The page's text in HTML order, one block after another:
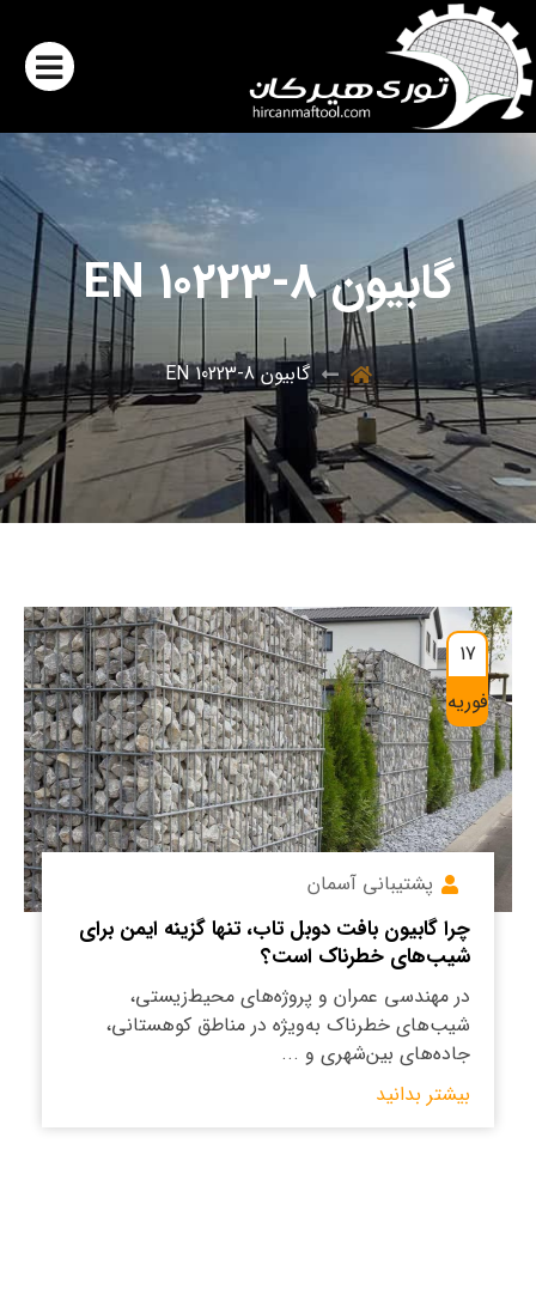
گابیون EN 10223-8
گابیون EN 10223-8
17
فوریه
پشتیبانی آسمان
چرا گابیون بافت دوبل تاب، تنها گزینه ایمن برای
شیب‌های خطرناک است؟
در مهندسی عمران و پروژه‌های محیط‌زیستی،
شیب‌های خطرناک به‌ویژه در مناطق کوهستانی،
جاده‌های بین‌شهری و ...
بیشتر بدانید